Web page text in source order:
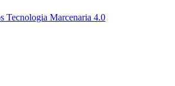
Tecnologia Marcenaria 4.0